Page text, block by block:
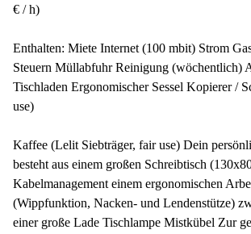
€ / h)
Enthalten: Miete Internet (100 mbit) Strom
Steuern Müllabfuhr Reinigung
Tischladen Ergonomischer Sessel Kopierer /
use)
Kaffee (Lelit Siebträger, fair use) Dein
besteht aus einem großen Schreibtisch
Kabelmanagement einem ergonomischen
(Wippfunktion, Nacken- und Lendenstütze)
einer große Lade Tischlampe Mistkübel Zur